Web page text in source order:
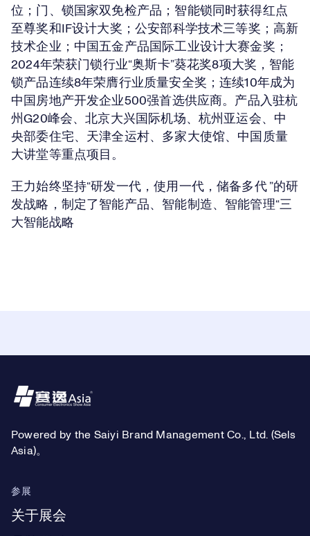
位；门、锁国家双免检产品；智能锁同时获得红点
至尊奖和IF设计大奖；公安部科学技术三等奖；高新
技术企业；中国五金产品国际工业设计大赛金奖；
2024年荣获门锁行业“奥斯卡”葵花奖8项大奖，智能
锁产品连续8年荣膺行业质量安全奖；连续10年成为
中国房地产开发企业500强首选供应商。产品入驻杭
州G20峰会、北京大兴国际机场、杭州亚运会、中
央部委住宅、天津全运村、多家大使馆、中国质量
大讲堂等重点项目。
王力始终坚持“研发一代，使用一代，储备多代 ”的研
发战略，制定了智能产品、智能制造、智能管理“三
大智能战略
Footer
Powered by the Saiyi Brand Management Co., Ltd. (Sels
Asia)。
参展
关于展会